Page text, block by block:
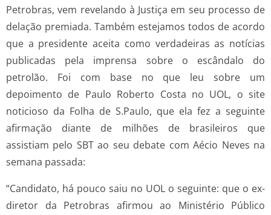
Petrobras, vem revelando à Justiça em seu processo de
delação premiada. Também estejamos todos de acordo
que a presidente aceita como verdadeiras as notícias
publicadas pela imprensa sobre o escândalo do
petrolão. Foi com base no que leu sobre um
depoimento de Paulo Roberto Costa no UOL, o site
noticioso da Folha de S.Paulo, que ela fez a seguinte
afirmação diante de milhões de brasileiros que
assistiam pelo SBT ao seu debate com Aécio Neves na
semana passada:
“Candidato, há pouco saiu no UOL o seguinte: que o ex-
diretor da Petrobras afirmou ao Ministério Público